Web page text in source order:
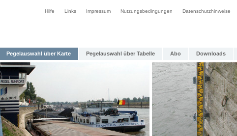
Hilfe Links Impressum Nutzungsbedingungen Datenschutzhinweise
Pegelauswahl über Karte Pegelauswahl über Tabelle Abo Downloads